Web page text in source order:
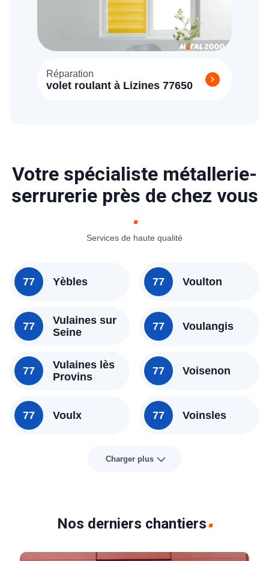
Réparation
volet roulant à Lizines 77650
Votre spécialiste métallerie-
serrurerie près de chez vous
Services de haute qualité
77 Yèbles
77
Vulaines sur
Seine
77
Vulaines lès
Provins
77 Voulx
77 Voulton
77 Voulangis
77 Voisenon
77 Voinsles
Charger plus
Nos derniers chantiers